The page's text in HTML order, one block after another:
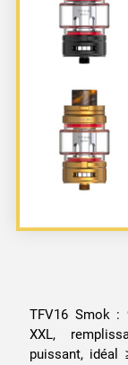
TFV16 Smok :
XXL,
puissant, idéal